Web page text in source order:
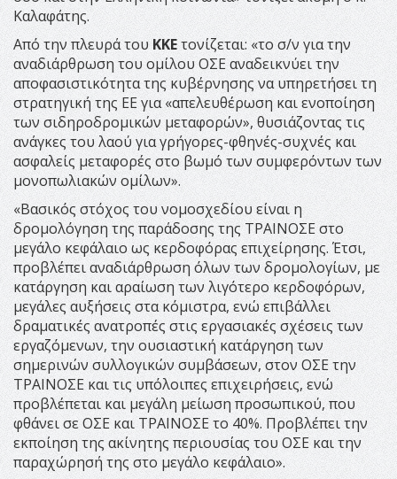
Καλαφάτης.
Από την πλευρά τουΚΚΕτονίζεται: «το σ/ν για την
αναδιάρθρωση του ομίλου ΟΣΕ αναδεικνύει την
αποφασιστικότητα της κυβέρνησης να υπηρετήσει τη
στρατηγική της ΕΕ για «απελευθέρωση και ενοποίηση
των σιδηροδρομικών μεταφορών», θυσιάζοντας τις
ανάγκες του λαού για γρήγορες-φθηνές-συχνές και
ασφαλείς μεταφορές στο βωμό των συμφερόντων των
μονοπωλιακών ομίλων».
«Βασικός στόχος του νομοσχεδίου είναι η
δρομολόγηση της παράδοσης της ΤΡΑΙΝΟΣΕ στο
μεγάλο κεφάλαιο ως κερδοφόρας επιχείρησης. Έτσι,
προβλέπει αναδιάρθρωση όλων των δρομολογίων, με
κατάργηση και αραίωση των λιγότερο κερδοφόρων,
μεγάλες αυξήσεις στα κόμιστρα, ενώ επιβάλλει
δραματικές ανατροπές στις εργασιακές σχέσεις των
εργαζόμενων, την ουσιαστική κατάργηση των
σημερινών συλλογικών συμβάσεων, στον ΟΣΕ την
ΤΡΑΙΝΟΣΕ και τις υπόλοιπες επιχειρήσεις, ενώ
προβλέπεται και μεγάλη μείωση προσωπικού, που
φθάνει σε ΟΣΕ και ΤΡΑΙΝΟΣΕ το 40%. Προβλέπει την
εκποίηση της ακίνητης περιουσίας του ΟΣΕ και την
παραχώρησή της στο μεγάλο κεφάλαιο».